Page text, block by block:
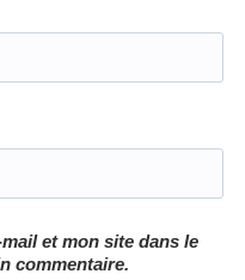
et mon site dans le
commentaire.